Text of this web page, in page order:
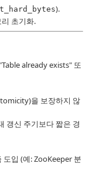
).
초기화.
already exists" 또
을 보장하지 않
갱신 주기보다 짧은 경
입 (예: ZooKeeper 분